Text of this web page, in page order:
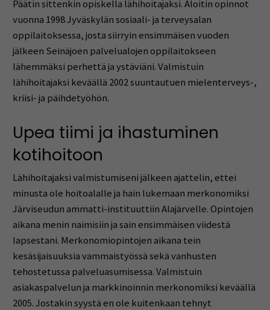
Päätin sittenkin opiskella lähihoitajaksi. Aloitin opinnot
vuonna 1998 Jyväskylän sosiaali- ja terveysalan
oppilaitoksessa, josta siirryin ensimmäisen vuoden
jälkeen Seinäjoen palvelualojen oppilaitokseen
lähemmäksi perhettä ja ystäviäni. Valmistuin
lähihoitajaksi keväällä 2002 suuntautuen mielenterveys-,
kriisi- ja päihdetyöhön.
Upea tiimi ja ihastuminen
kotihoitoon
Lähihoitajaksi valmistumiseni jälkeen ajattelin, ettei
minusta ole hoitoalalle ja hain lukemaan merkonomiksi
Järviseudun ammatti-instituuttiin Alajärvelle. Opintojen
aikana menin naimisiin ja sain ensimmäisen viidestä
lapsestani. Merkonomiopintojen aikana tein
kesäsijaisuuksia vammaistyössä sekä vanhusten
tehostetussa palveluasumisessa. Valmistuin
asiakaspalvelun ja markkinoinnin merkonomiksi keväällä
2005. Jostakin syystä en ole kuitenkaan tehnyt